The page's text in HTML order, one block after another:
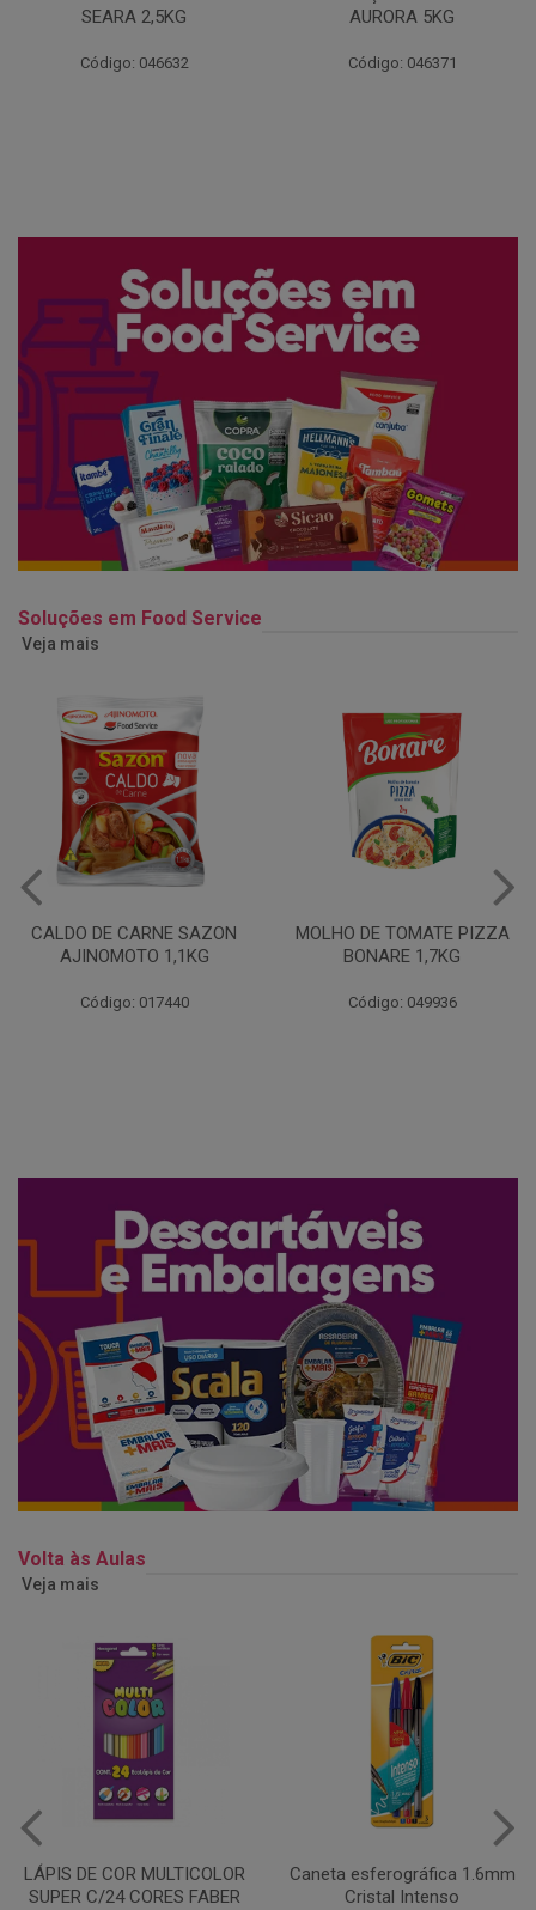
AURORA 5KG
Código: 046371
FATIADO PAKAN 200G
Código: 061522
Soluções em Food Service
Veja mais
MOLHO DE TOMATE PIZZA
BONARE 1,7KG
Código: 049936
MARGARINA USO
PROFISSIONAL 80% CUKIN
Código: 062469
Volta às Aulas
Veja mais
Caneta esferográfica 1.6mm
Cristal Intenso
COLA EM BASTÃO 40G - LEO
& LEO